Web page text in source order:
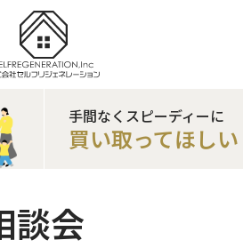
手間なくスピーディーに
買い取ってほしい
談会